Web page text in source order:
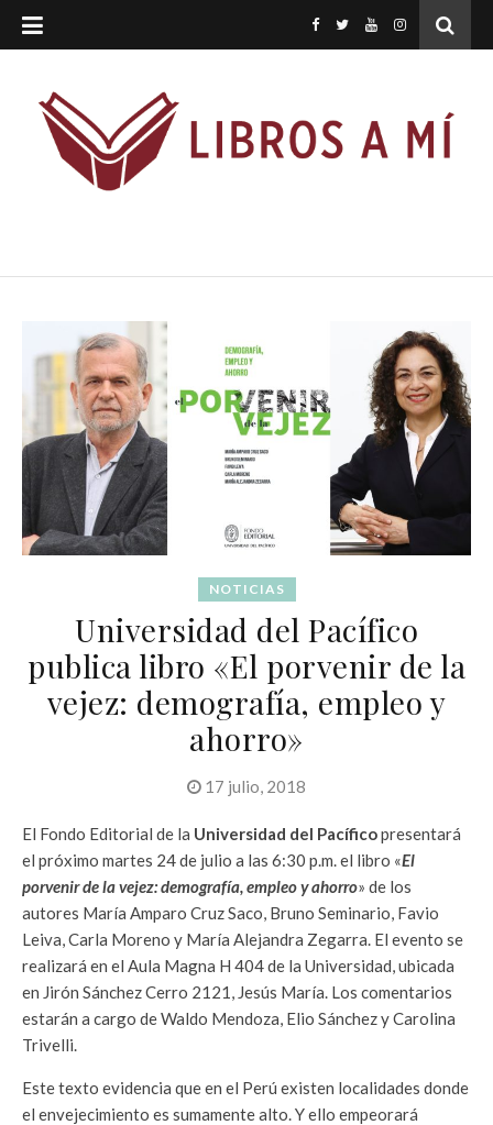
NOTICIAS
Universidad del Pacífico
publica libro «El porvenir de la
vejez: demografía, empleo y
ahorro»
17 julio, 2018
El Fondo Editorial de la Universidad del Pacíficopresentará
el próximo martes 24 de julio a las 6:30 p.m. el libro «El
porvenir de la vejez: demografía, empleo y ahorro» de los
autores María Amparo Cruz Saco, Bruno Seminario, Favio
Leiva, Carla Moreno y María Alejandra Zegarra. El evento se
realizará en el Aula Magna H 404 de la Universidad, ubicada
en Jirón Sánchez Cerro 2121, Jesús María. Los comentarios
estarán a cargo de Waldo Mendoza, Elio Sánchez y Carolina
Trivelli.
Este texto evidencia que en el Perú existen localidades donde
el envejecimiento es sumamente alto. Y ello empeorará